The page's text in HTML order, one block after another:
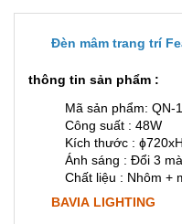
Đèn mâm trang trí
thông tin sản phẩm :
Mã sản phẩm: QN-
Công suất : 48W
Kích thước :
Ánh sáng : Đổi 3
Chất liệu : Nhôm +
BAVIA LIGHTING